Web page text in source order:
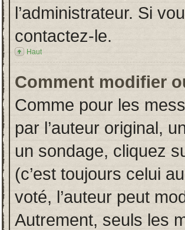
l’administrateur. Si
contactez-le.
Haut
Comment modifier
Comme pour les
par l’auteur original,
un sondage, cliquez
(c’est toujours celui
voté, l’auteur peut
Autrement, seuls les